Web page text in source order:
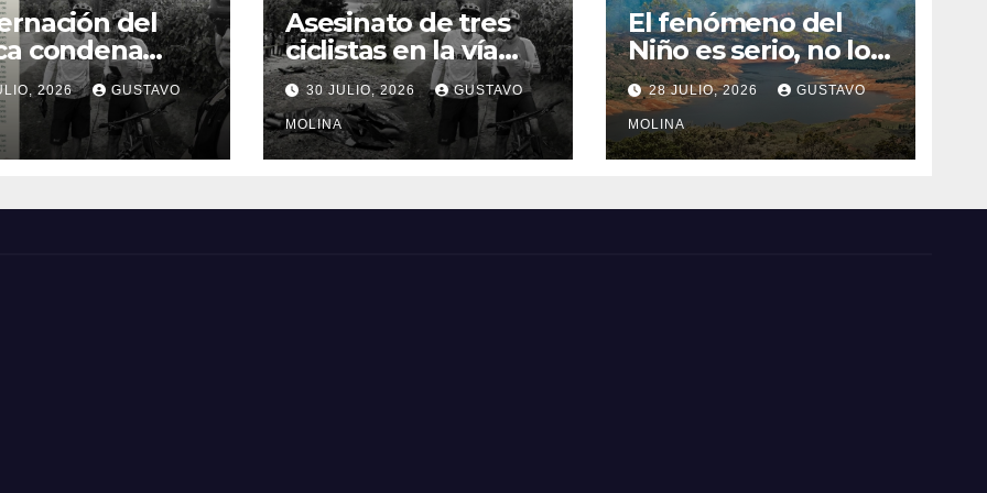
del
condena
de tres
y exige
urgentes
2026 GUSTAVO
Asesinato de tres
ciclistas en la vía
Totoró – Silvia,
genera
consternación en el
Cauca
30 JULIO, 2026 GUSTAVO
MOLINA
El fenómeno del
Niño es serio, no lo
tome a juego
28 JULIO, 2026 GUSTAVO
MOLINA